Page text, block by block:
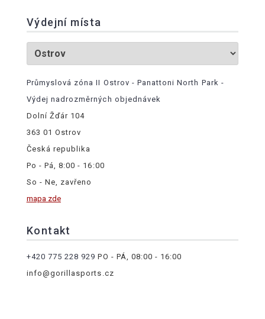
Výdejní místa
Průmyslová zóna II Ostrov - Panattoni North Park -
Výdej nadrozměrných objednávek
Dolní Žďár 104
363 01 Ostrov
Česká republika
Po - Pá, 8:00 - 16:00
So - Ne, zavřeno
mapa zde
Kontakt
+420 775 228 929 PO - PÁ, 08:00 - 16:00
info@gorillasports.cz